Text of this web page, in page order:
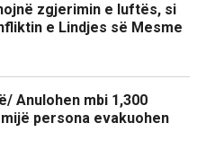
zgjerimin e luftës, si
e Lindjes së Mesme
Anulohen mbi 1,300
persona evakuohen